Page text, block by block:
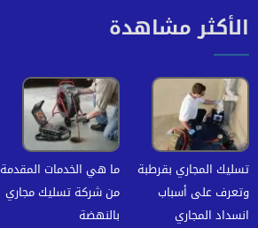
الأكثر مشاهدة
تسليك المجاري بقرطبة
وتعرف على أسباب
انسداد المجاري
ما هي الخدمات المقدمة
من شركة تسليك مجاري
بالنهضة